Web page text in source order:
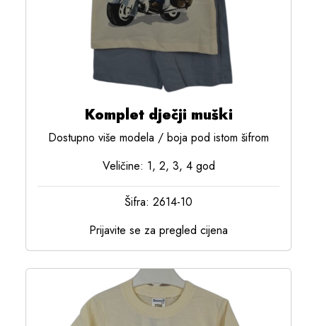
Komplet dječji muški
Dostupno više modela / boja pod istom šifrom
Veličine: 1, 2, 3, 4 god
Šifra: 2614-10
Prijavite se za pregled cijena